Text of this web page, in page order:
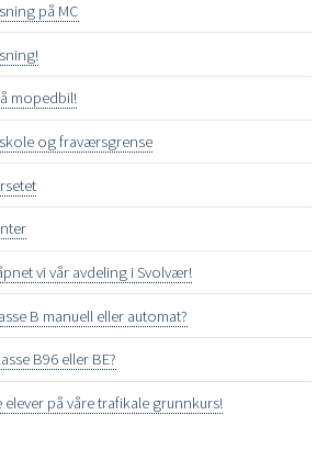
på MC
mopedbil!
og fraværsgrense
vi vår avdeling i Svolvær!
B manuell eller automat?
B96 eller BE?
på våre trafikale grunnkurs!